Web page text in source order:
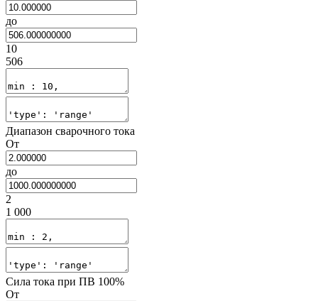
до
10
506
Диапазон сварочного тока
От
до
2
1 000
Сила тока при ПВ 100%
От